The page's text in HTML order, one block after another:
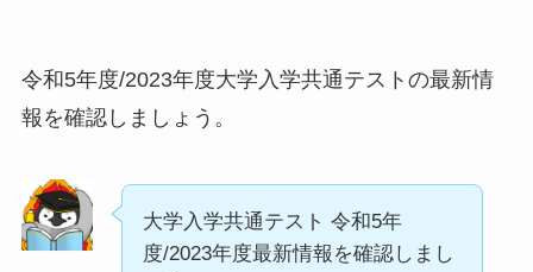
令和5年度/2023年度大学入学共通テストの最新情
報を確認しましょう。
大学入学共通テスト 令和5年
度/2023年度最新情報を確認しまし